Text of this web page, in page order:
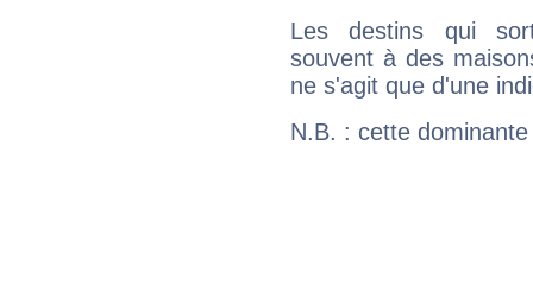
Les destins qui
souvent à des
ne s'agit que d'une
N.B. : cette